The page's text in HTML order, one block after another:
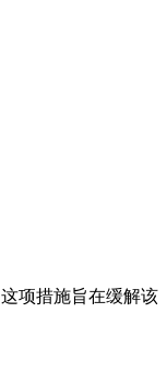
项措施旨在缓解该